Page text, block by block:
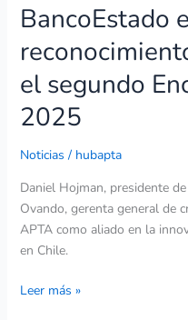
BancoEstado
el segundo
2025
Noticias / hubapta
Daniel Hojman, presidente
Ovando, gerenta general de
APTA como aliado en la
en Chile.
Leer más »